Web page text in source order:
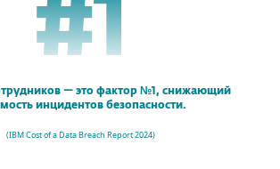
#1
— это фактор №1, снижающий
инцидентов безопасности.
(IBM Cost of a Data Breach Report 2024)